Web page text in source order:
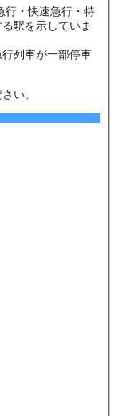
行・快速急行・特
駅を示していま
列車が一部停車
い。